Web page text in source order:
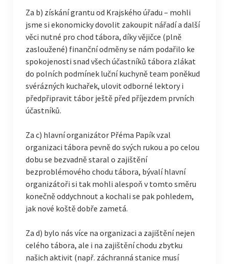
Za b) získání grantu od Krajského úřadu – mohli
jsme si ekonomicky dovolit zakoupit nářadí a další
věci nutné pro chod tábora, díky vějičce (plně
zasloužené) finanční odměny se nám podařilo ke
spokojenosti snad všech účastníků tábora zlákat
do polních podmínek luční kuchyně team poněkud
svérázných kuchařek, ulovit odborné lektory i
předpřipravit tábor ještě před příjezdem prvních
účastníků.
Za c) hlavní organizátor Přéma Papík vzal
organizaci tábora pevně do svých rukou a po celou
dobu se bezvadně staral o zajištění
bezproblémového chodu tábora, bývalí hlavní
organizátoři si tak mohli alespoň v tomto směru
konečně oddychnout a kochali se pak pohledem,
jak nové koště dobře zametá.
Za d) bylo nás více na organizaci a zajištění nejen
celého tábora, ale i na zajištění chodu zbytku
našich aktivit (např. záchranná stanice musí